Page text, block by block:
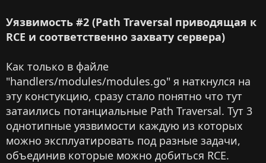
Уязвимость #2 (Path Traversal приводящая к
RCE и соответственно захвату сервера)
Как только в файле
"handlers/modules/modules.go" я наткнулся на
эту констукцию, сразу стало понятно что тут
затаились потанциальные Path Traversal. Тут 3
однотипные уязвимости каждую из которых
можно эксплуатировать под разные задачи,
объединив которые можно добиться RCE.